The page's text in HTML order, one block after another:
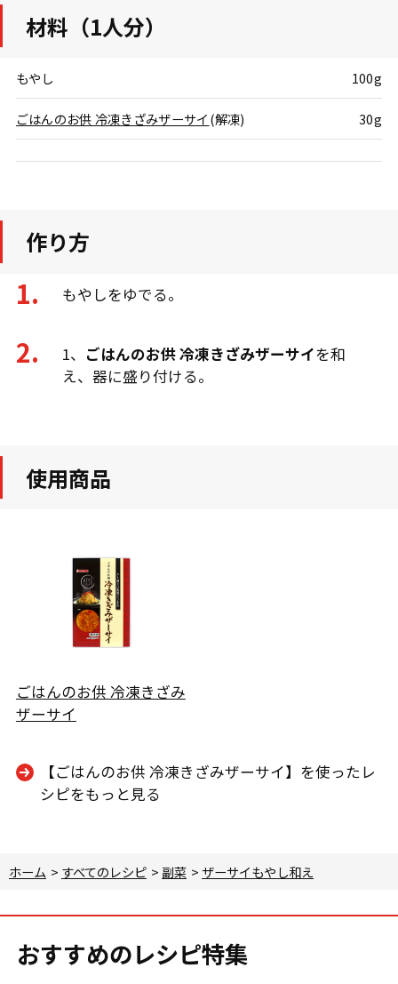
材料（1人分）
もやし 100g
ごはんのお供 冷凍きざみザーサイ(解凍) 30g
作り方
もやしをゆでる。
1、 ごはんのお供 冷凍きざみザーサイを和
え、器に盛り付ける。
使用商品
ごはんのお供 冷凍きざみ
ザーサイ
【ごはんのお供 冷凍きざみザーサイ】を使ったレ
シピをもっと見る
ホーム > すべてのレシピ > 副菜 >ザーサイもやし和え
おすすめのレシピ特集